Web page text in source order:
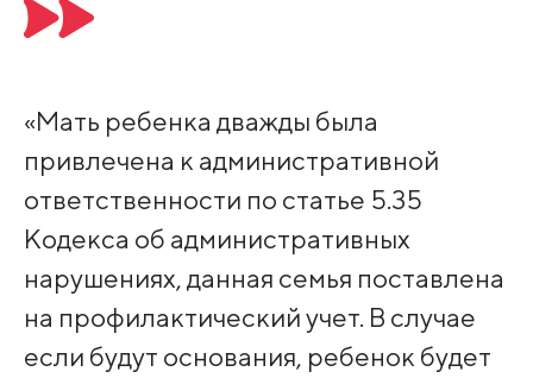
«Мать ребенка дважды была
привлечена к административной
ответственности по статье 5.35
Кодекса об административных
нарушениях, данная семья поставлена
на профилактический учет. В случае
если будут основания, ребенок будет